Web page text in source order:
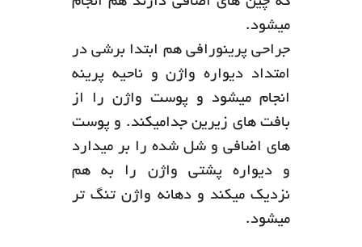
میشود.
جراحی پرینورافی هم ابتدا برشی در
امتداد دیواره واژن و ناحیه پرینه
انجام میشود و پوست واژن را از
بافت های زیرین جدامیکند. و پوست
های اضافی و شل شده را بر میدارد
و دیواره پشتی واژن را به هم
نزدیک میکند و دهانه واژن تنگ تر
میشود.